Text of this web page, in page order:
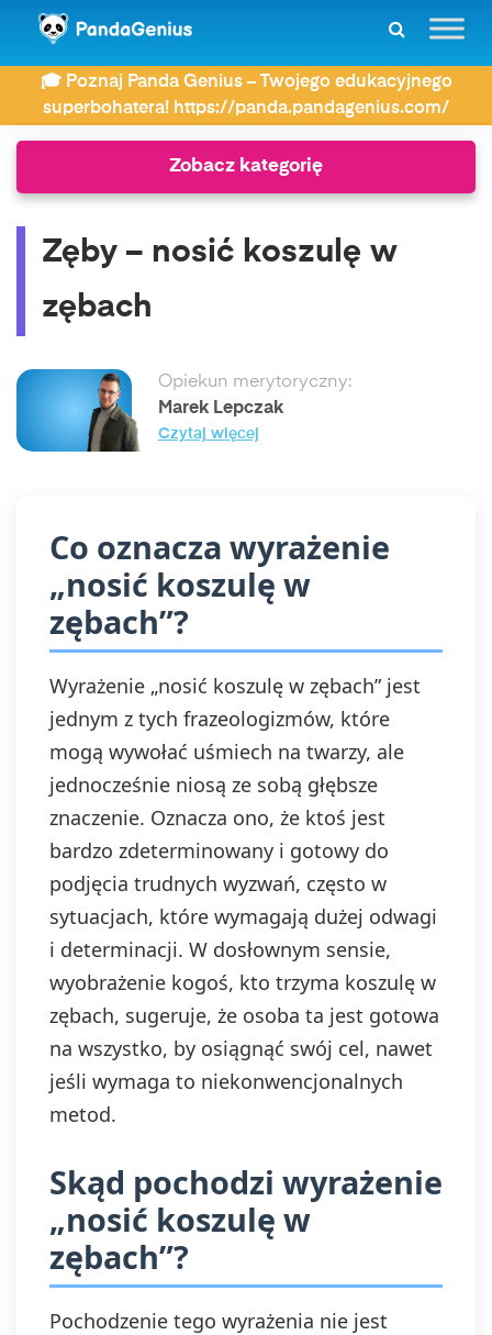
🎓 Poznaj Panda Genius – Twojego edukacyjnego
superbohatera! https://panda.pandagenius.com/
ZDAY Słownik związków frazeologicznych
Zęby – nosić koszulę w zębach
Zobacz kategorię
Zęby – nosić koszulę w
zębach
Opiekun merytoryczny:
Marek Lepczak
Czytaj więcej
Co oznacza wyrażenie
„nosić koszulę w
zębach”?
Wyrażenie „nosić koszulę w zębach” jest
jednym z tych frazeologizmów, które
mogą wywołać uśmiech na twarzy, ale
jednocześnie niosą ze sobą głębsze
znaczenie. Oznacza ono, że ktoś jest
bardzo zdeterminowany i gotowy do
podjęcia trudnych wyzwań, często w
sytuacjach, które wymagają dużej odwagi
i determinacji. W dosłownym sensie,
wyobrażenie kogoś, kto trzyma koszulę w
zębach, sugeruje, że osoba ta jest gotowa
na wszystko, by osiągnąć swój cel, nawet
jeśli wymaga to niekonwencjonalnych
metod.
Skąd pochodzi wyrażenie
„nosić koszulę w
zębach”?
Pochodzenie tego wyrażenia nie jest